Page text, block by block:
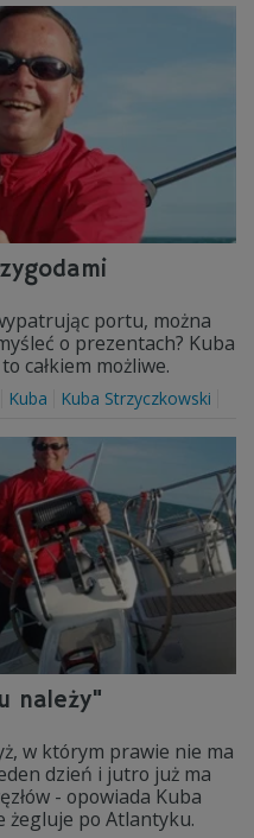
portu, można
o prezentach? Kuba
całkiem możliwe.
Kuba Kuba Strzyczkowski
należy"
w którym prawie nie ma
dzień i jutro już ma
- opowiada Kuba
żegluje po Atlantyku.